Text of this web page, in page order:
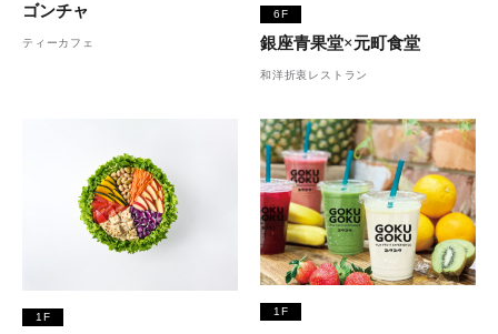
ゴンチャ
ティーカフェ
6F
銀座青果堂×元町食堂
和洋折衷レストラン
1F 1F